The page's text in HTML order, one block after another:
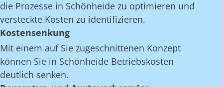
die Prozesse in Schönheide zu optimieren und
versteckte Kosten zu identifizieren.
Kostensenkung
Mit einem auf Sie zugeschnittenen Konzept
können Sie in Schönheide Betriebskosten
deutlich senken.